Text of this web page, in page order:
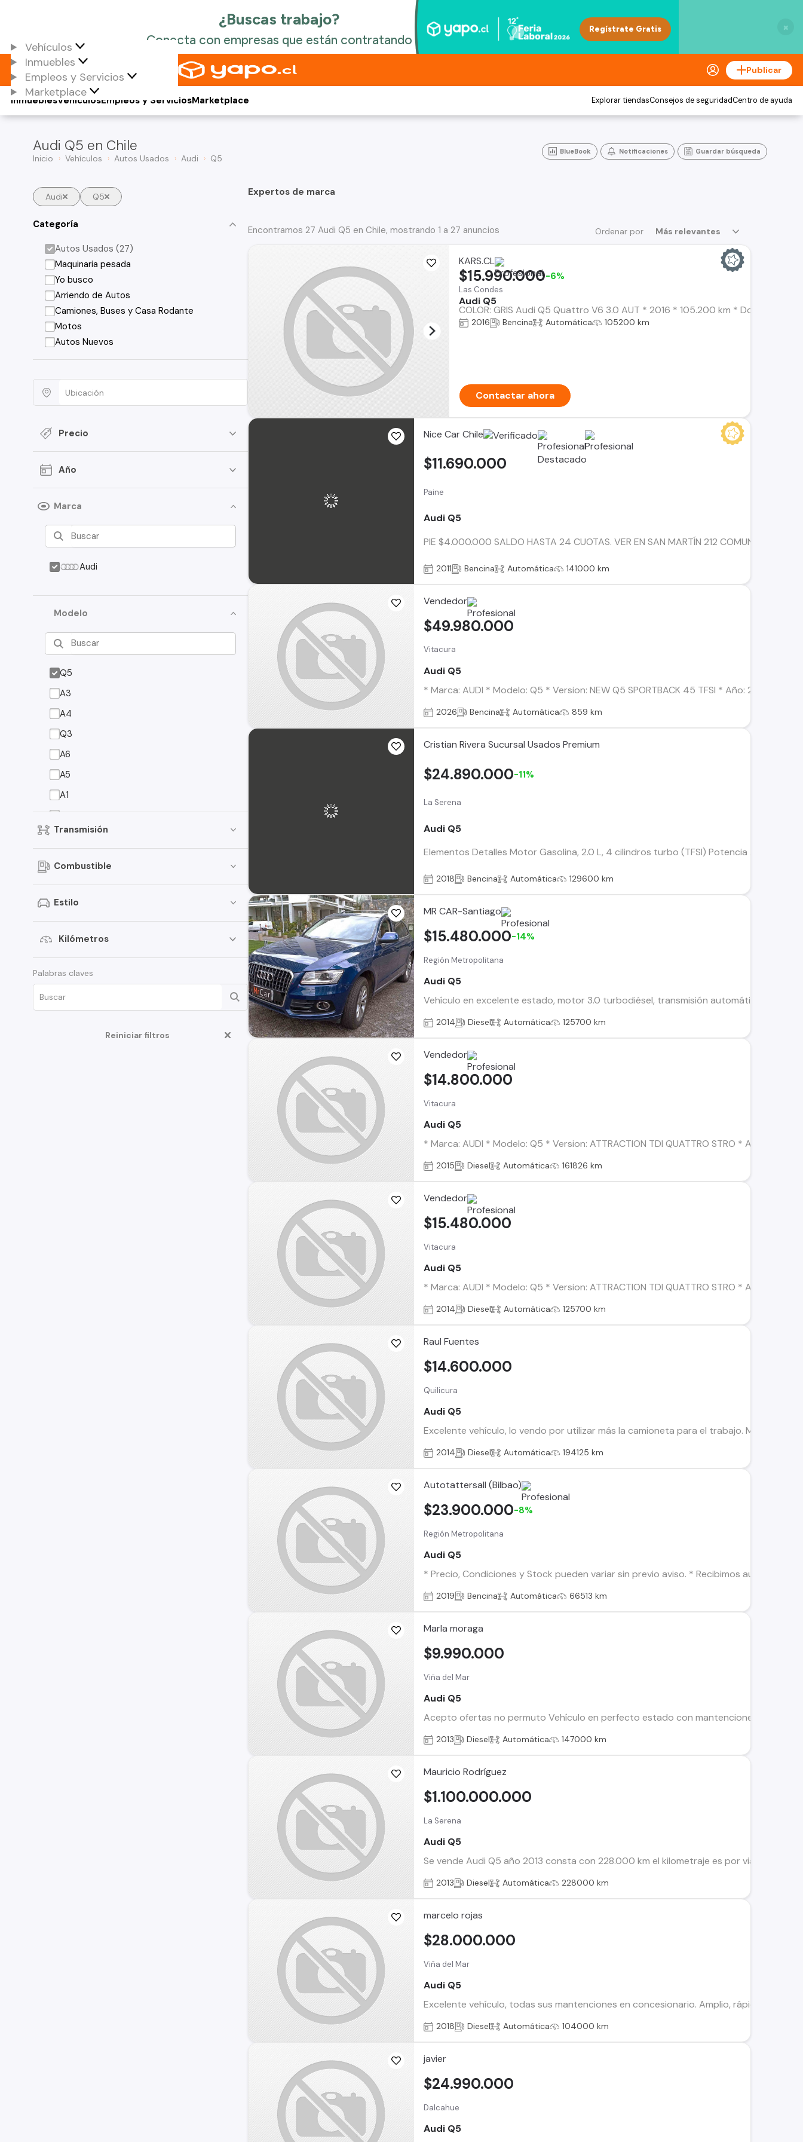
×
Vehículos
Inmuebles
Empleos y Servicios
Marketplace
Publicar
Vehículos
Inmuebles Empleos y ServiciosMarketplace Explorar tiendasConsejos de seguridadCentro de ayuda
Audi Q5 en Chile
Inicio Vehículos Autos Usados Audi Q5
BlueBook Notificaciones Guardar búsqueda
Audi Q5
Categoría
Autos Usados (27)
Maquinaria pesada
Yo busco
Arriendo de Autos
Camiones, Buses y Casa Rodante
Motos
Autos Nuevos
Precio
Año
Marca
Audi
Modelo
Q5
A3
A4
Q3
A6
A5
A1
Q7
Q2
S4
A8
Cabriolet
Q8
R8
Transmisión
Combustible
Estilo
Kilómetros
Palabras claves
Reiniciar filtros
Expertos de marca
Ordenar por Más relevantes
Encontramos 27 Audi Q5 en Chile, mostrando 1 a 27 anuncios
KARS.CL
Las Condes
Audi Q5
COLOR: GRIS Audi Q5 Quattro V6 3.0 AUT * 2016 * 105.200 km * Dos
$15.990.000-6%
2016 Bencina Automática 105200 km
Contactar ahora
Nice Car Chile
Paine
Audi Q5
PIE $4.000.000 SALDO HASTA 24 CUOTAS. VER EN SAN MARTÍN 212 COMUNA DE
$11.690.000
2011 Bencina Automática 141000 km
Vendedor
Vitacura
Audi Q5
* Marca: AUDI * Modelo: Q5 * Version: NEW Q5 SPORTBACK 45 TFSI * Año: 2026 *
$49.980.000
2026 Bencina Automática 859 km
Cristian Rivera Sucursal Usados Premium
La Serena
Audi Q5
Elementos Detalles Motor Gasolina, 2.0 L, 4 cilindros turbo (TFSI) Potencia Alrededor
$24.890.000-11%
2018 Bencina Automática 129600 km
MR CAR-Santiago
Región Metropolitana
Audi Q5
Vehículo en excelente estado, motor 3.0 turbodiésel, transmisión automática con
$15.480.000-14%
2014 Diesel Automática 125700 km
Vendedor
Vitacura
Audi Q5
* Marca: AUDI * Modelo: Q5 * Version: ATTRACTION TDI QUATTRO STRO * Año: 2015
$14.800.000
2015 Diesel Automática 161826 km
Vendedor
Vitacura
Audi Q5
* Marca: AUDI * Modelo: Q5 * Version: ATTRACTION TDI QUATTRO STRO * Año:
$15.480.000
2014 Diesel Automática 125700 km
Raul Fuentes
Quilicura
Audi Q5
Excelente vehículo, lo vendo por utilizar más la camioneta para el trabajo.
$14.600.000
2014 Diesel Automática 194125 km
Autotattersall (Bilbao)
Región Metropolitana
Audi Q5
* Precio, Condiciones y Stock pueden variar sin previo aviso. * Recibimos auto en
$23.900.000-8%
2019 Bencina Automática 66513 km
Marla moraga
Viña del Mar
Audi Q5
Acepto ofertas no permuto Vehículo en perfecto estado con mantenciones en la
$9.990.000
2013 Diesel Automática 147000 km
Mauricio Rodríguez
La Serena
Audi Q5
Se vende Audi Q5 año 2013 consta con 228.000 km el kilometraje es por viajes
$1.100.000.000
2013 Diesel Automática 228000 km
marcelo rojas
Viña del Mar
Audi Q5
Excelente vehículo, todas sus mantenciones en concesionario. Amplio, rápido y
$28.000.000
2018 Diesel Automática 104000 km
javier
Dalcahue
Audi Q5
$24.990.000